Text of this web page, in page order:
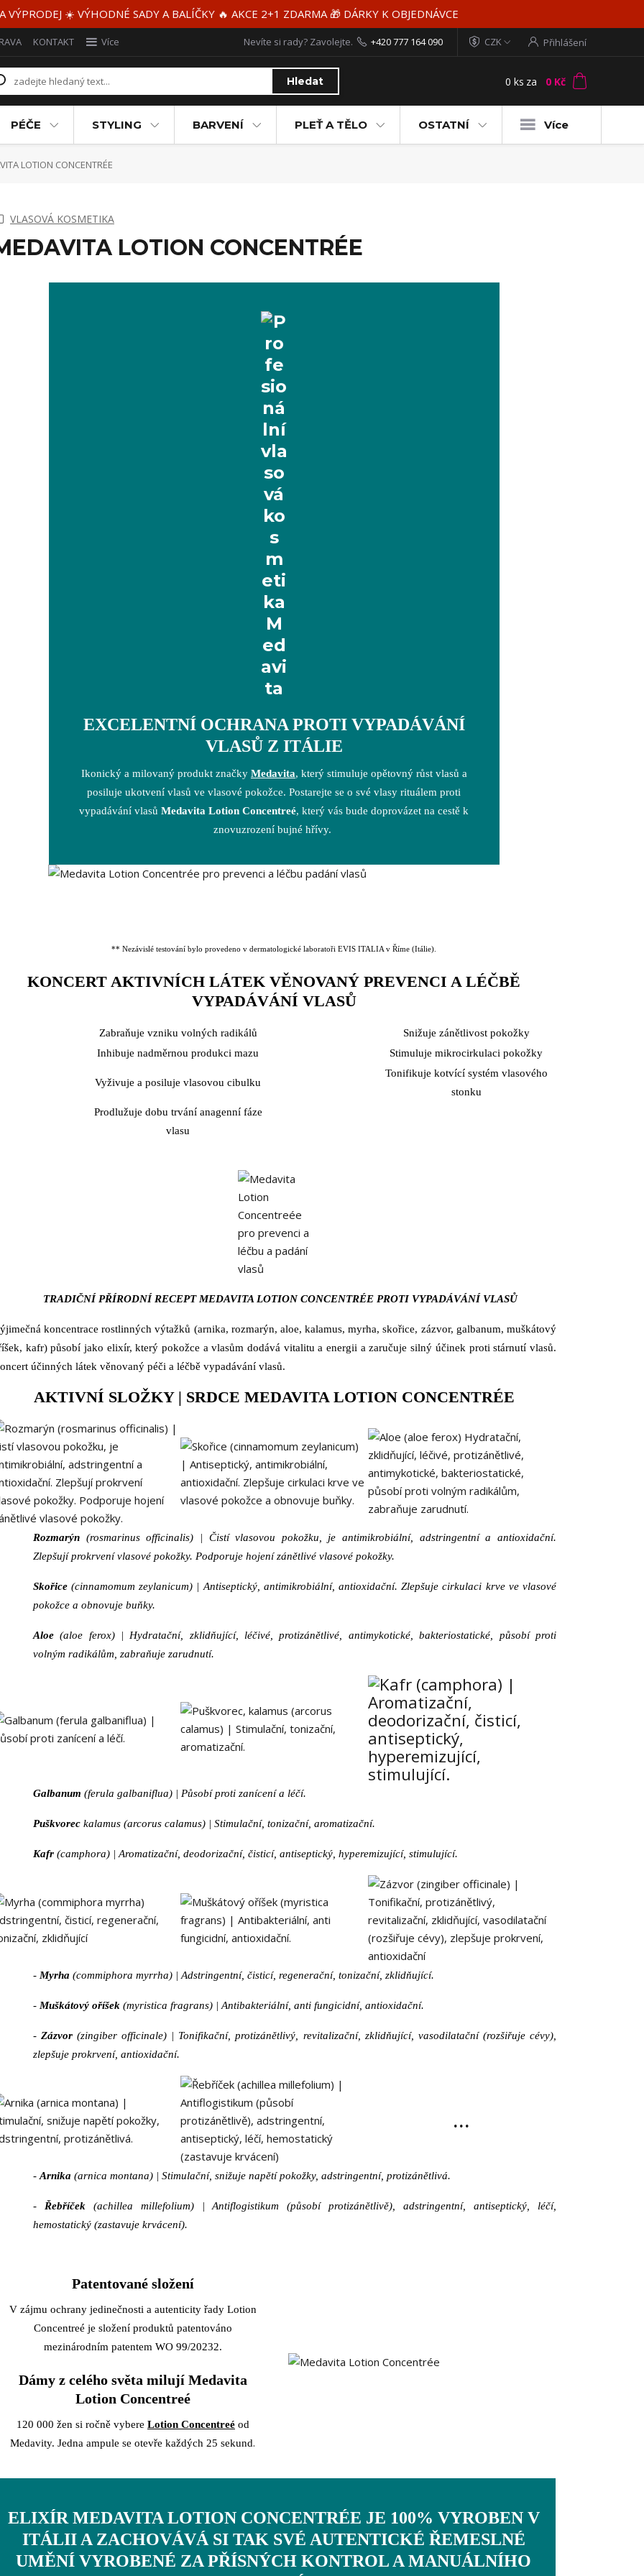
VÝPRODEJ ☀️ VÝHODNÉ SADY A BALÍČKY 🔥 AKCE 2+1 ZDARMA 🎁 DÁRKY K OBJEDNÁVCE
KONTAKT Více CZK Přihlášení
Hledat
Nevíte si rady? Zavolejte. +420 777 164 090
0 ks za 0 Kč
PÉČE STYLING BARVENÍ PLEŤ A TĚLO OSTATNÍ Více
LOTION CONCENTRÉE
VLASOVÁ KOSMETIKA
LOTION CONCENTRÉE
EXCELENTNÍ OCHRANA PROTI VYPADÁVÁNÍ
VLASŮ Z ITÁLIE
Ikonický a milovaný produkt značky Medavita, který stimuluje opětovný růst vlasů a
posiluje ukotvení vlasů ve vlasové pokožce. Postarejte se o své vlasy rituálem proti
vypadávání vlasůMedavita Lotion Concentreé, který vás bude doprovázet na cestě k
znovuzrození bujné hřívy.
** Nezávislé testování bylo provedeno v dermatologické laboratoři EVIS ITALIA v Říme (Itálie).
KONCERT AKTIVNÍCH LÁTEK VĚNOVANÝ PREVENCI A LÉČBĚ
VYPADÁVÁNÍ VLASŮ
Zabraňuje vzniku volných radikálů
Snižuje zánětlivost pokožky
Inhibuje nadměrnou produkci mazu
Stimuluje mikrocirkulaci pokožky
Vyživuje a posiluje vlasovou cibulku
Tonifikuje kotvící systém vlasového
stonku
Prodlužuje dobu trvání anagenní fáze
vlasu
TRADIČNÍ PŘÍRODNÍ RECEPT MEDAVITA LOTION CONCENTRÉE PROTI VYPADÁVÁNÍ VLASŮ
koncentrace rostlinných výtažků (arnika, rozmarýn, aloe, kalamus, myrha, skořice, zázvor, galbanum, muškátový
kafr) působí jako elixír, který pokožce a vlasům dodává vitalitu a energii a zaručuje silný účinek proti stárnutí vlasů.
účinných látek věnovaný péči a léčbě vypadávání vlasů.
AKTIVNÍ SLOŽKY | SRDCE MEDAVITA LOTION CONCENTRÉE
Rozmarýn (rosmarinus officinalis) | Čistí vlasovou pokožku, je antimikrobiální, adstringentní a antioxidační.
Zlepšují prokrvení vlasové pokožky. Podporuje hojení zánětlivé vlasové pokožky.
Skořice(cinnamomum zeylanicum) | Antiseptický, antimikrobiální, antioxidační. Zlepšuje cirkulaci krve ve vlasové
pokožce a obnovuje buňky.
Aloe(aloe ferox) | Hydratační, zklidňující, léčivé, protizánětlivé, antimykotické, bakteriostatické, působí proti
volným radikálům, zabraňuje zarudnutí.
Galbanum (ferula galbaniflua) | Působí proti zanícení a léčí.
Puškvoreckalamus (arcorus calamus) | Stimulační, tonizační, aromatizační.
Kafr(camphora) | Aromatizační, deodorizační, čisticí, antiseptický, hyperemizující, stimulující.
- Myrha (commiphora myrrha) | Adstringentní, čisticí, regenerační, tonizační, zklidňující.
- Muškátový oříšek(myristica fragrans) | Antibakteriální, anti fungicidní, antioxidační.
-Zázvor (zingiber officinale) | Tonifikační, protizánětlivý, revitalizační, zklidňující, vasodilatační (rozšiřuje cévy),
zlepšuje prokrvení, antioxidační.
...
- Arnika (arnica montana) | Stimulační, snižuje napětí pokožky, adstringentní, protizánětlivá.
- Řebříček(achillea millefolium) |Antiflogistikum (působí protizánětlivě), adstringentní, antiseptický, léčí,
hemostatický (zastavuje krvácení).
Patentované složení
V zájmu ochrany jedinečnosti a autenticity řady Lotion
Concentreé je složení produktů patentováno
mezinárodním patentem WO 99/20232.
Dámy z celého světa milují Medavita
Lotion Concentreé
120 000 žen si ročně vybere Lotion Concentreéod
Medavity. Jedna ampule se otevře každých 25 sekund.
ELIXÍR MEDAVITA LOTION CONCENTRÉE JE 100% VYROBEN V
ITÁLII A ZACHOVÁVÁ SI TAK SVÉ AUTENTICKÉ ŘEMESLNÉ
UMĚNÍ VYROBENÉ ZA PŘÍSNÝCH KONTROL A MANUÁLNÍHO